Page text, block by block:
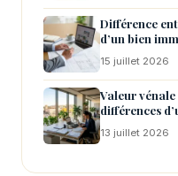
Différence
d’un bien
15 juillet 2026
Valeur
différences
13 juillet 2026